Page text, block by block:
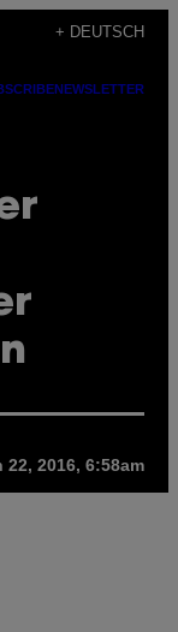
+ DEUTSCH
NEWSLETTER
22, 2016, 6:58am